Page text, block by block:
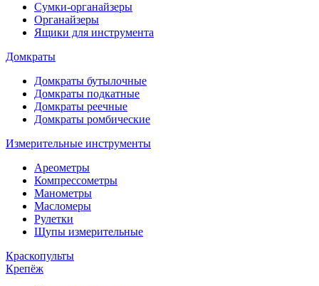
Сумки-органайзеры
Органайзеры
Ящики для инструмента
Домкраты
Домкраты бутылочные
Домкраты подкатные
Домкраты реечные
Домкраты ромбические
Измерительные инструменты
Ареометры
Компрессометры
Манометры
Масломеры
Рулетки
Щупы измерительные
Краскопульты
Крепёж